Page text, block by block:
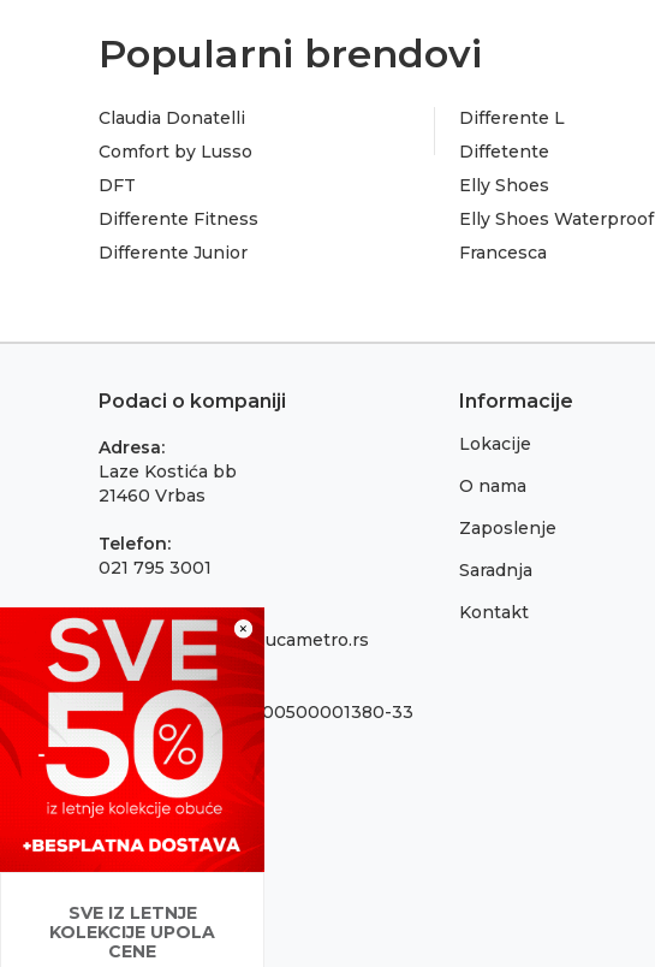
×
SVE IZ LETNJE
KOLEKCIJE UPOLA
CENE
Popularni brendovi
Claudia Donatelli
Comfort by Lusso
DFT
Differente Fitness
Differente Junior
Differente L
Diffetente
Elly Shoes
Elly Shoes Waterproof
Francesca
Podaci o kompaniji
Adresa:
Laze Kostića bb
21460 Vrbas
Telefon:
021 795 3001
Email:
onlinepodrska@obucametro.rs
Račun:
OTP Banka 325-9500500001380-33
PIB:
100637224
Matični broj
08698856
Informacije
Lokacije
O nama
Zaposlenje
Saradnja
Kontakt